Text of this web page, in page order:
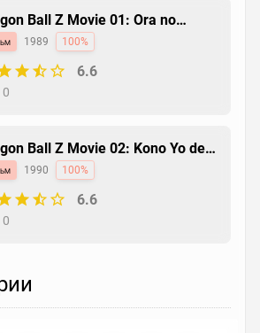
Ball Z Movie 01: Ora no
wo Kaese!!
1989 100%
6.6
0
Ball Z Movie 02: Kono Yo de
Tsuyoi Yatsu
1990 100%
6.6
0